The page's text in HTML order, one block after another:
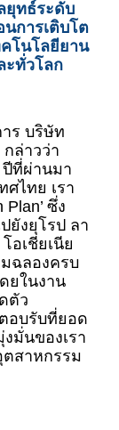
ยุทธ์ระดับ
การเติบโต
โนโลยียาน
ะทั่วโลก
ร บริษัท
ล่าวว่า
ที่ผ่านมา
ศไทย เรา
ซึ่ง
ยังยุโรป ลา
อเชียเนีย
มฉลองครบ
ยในงาน
ตัว
อบรับที่ยอด
มั่นของเรา
สาหกรรม